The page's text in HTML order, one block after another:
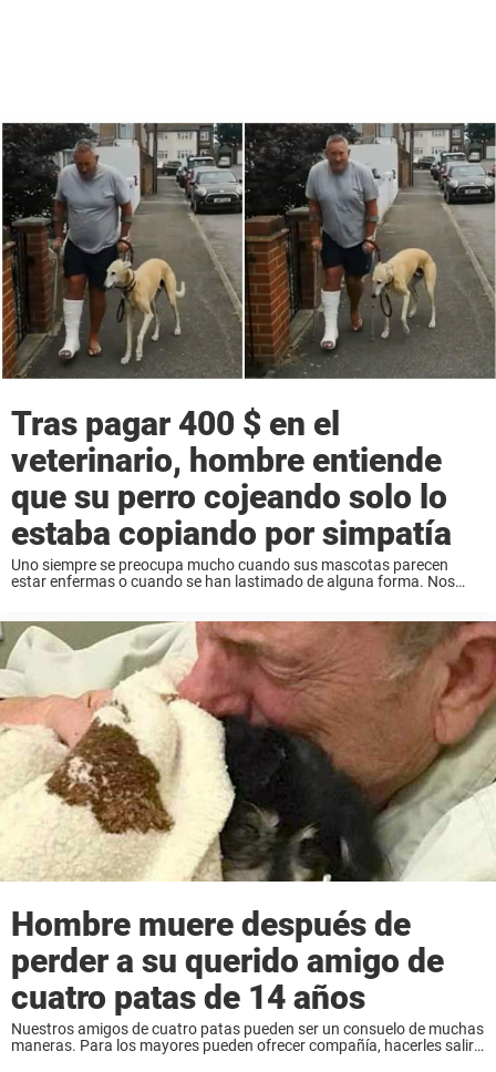
Tras pagar 400 $ en el
veterinario, hombre entiende
que su perro cojeando solo lo
estaba copiando por simpatía
Uno siempre se preocupa mucho cuando sus mascotas parecen
estar enfermas o cuando se han lastimado de alguna forma. Nos
Hombre muere después de
perder a su querido amigo de
cuatro patas de 14 años
Nuestros amigos de cuatro patas pueden ser un consuelo de muchas
maneras. Para los mayores pueden ofrecer compañía, hacerles salir